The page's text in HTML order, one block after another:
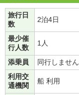
旅行日
数
2泊4日
最少催
行人数
1人
添乗員
同行しません
利用交
通機関
船 利用